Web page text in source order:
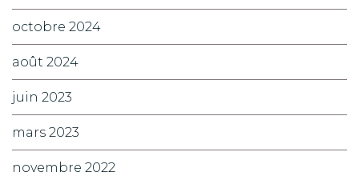
octobre 2024
août 2024
juin 2023
mars 2023
novembre 2022